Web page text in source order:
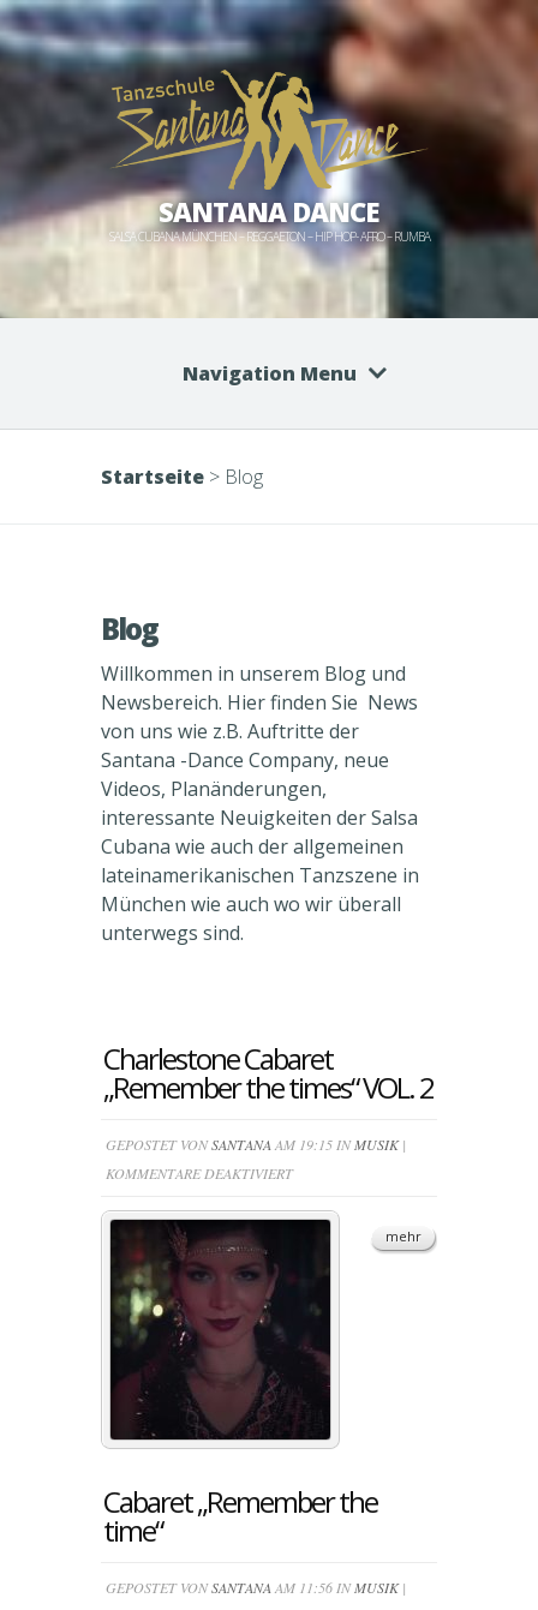
SANTANA DANCE
SALSA CUBANA MÜNCHEN – REGGAETON – HIP HOP- AFRO – RUMBA
Navigation Menu
Startseite > Blog
Blog
Willkommen in unserem Blog und
Newsbereich. Hier finden Sie News
von uns wie z.B. Auftritte der
Santana -Dance Company, neue
Videos, Planänderungen,
interessante Neuigkeiten der Salsa
Cubana wie auch der allgemeinen
lateinamerikanischen Tanzszene in
München wie auch wo wir überall
unterwegs sind.
Charlestone Cabaret
„Remember the times“ VOL. 2
GEPOSTET VONSANTANA AM 19:15 INMUSIK|
KOMMENTARE DEAKTIVIERTFÜR
THE
TIMES“
VOL.
mehr
Cabaret „Remember the
time“
GEPOSTET VONSANTANA AM 11:56 INMUSIK|